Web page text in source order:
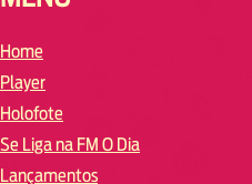
Home
Player
Holofote
Se Liga na FM O Dia
Lançamentos